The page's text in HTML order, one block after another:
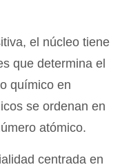
el núcleo tiene
que determina el
químico en
se ordenan en
atómico.
centrada en